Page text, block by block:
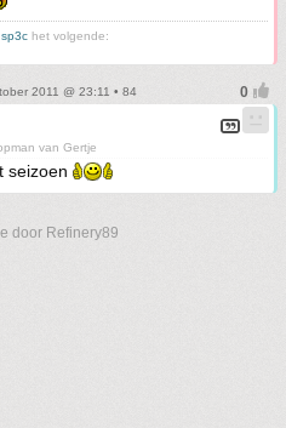
sp3c het volgende:
2011 @ 23:11 • 84
van Gertje
seizoen
door Refinery89